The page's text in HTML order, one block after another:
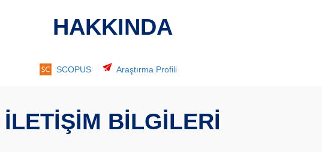
HAKKINDA
SCOPUS Araştırma Profili
İLETİŞİM BİLGİLERİ